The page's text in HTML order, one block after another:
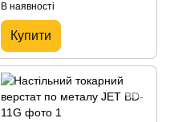
В наявності
Купити